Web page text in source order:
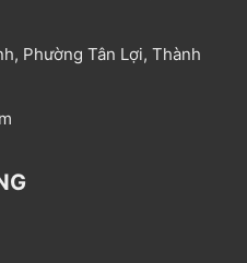
Phường Tân Lợi, Thành